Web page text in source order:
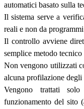
automatici basato sulla
Il sistema serve a
reali e non da
Il controllo avviene
semplice metodo
Non vengono utilizzati
alcuna profilazione degli
Vengono trattati
funzionamento del sito